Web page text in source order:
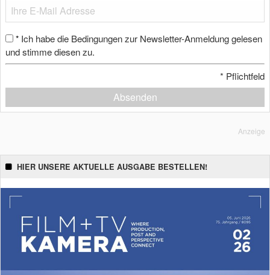
* Ich habe die Bedingungen zur Newsletter-Anmeldung gelesen
und stimme diesen zu.
* Pflichtfeld
Absenden
Anzeige
HIER UNSERE AKTUELLE AUSGABE BESTELLEN!